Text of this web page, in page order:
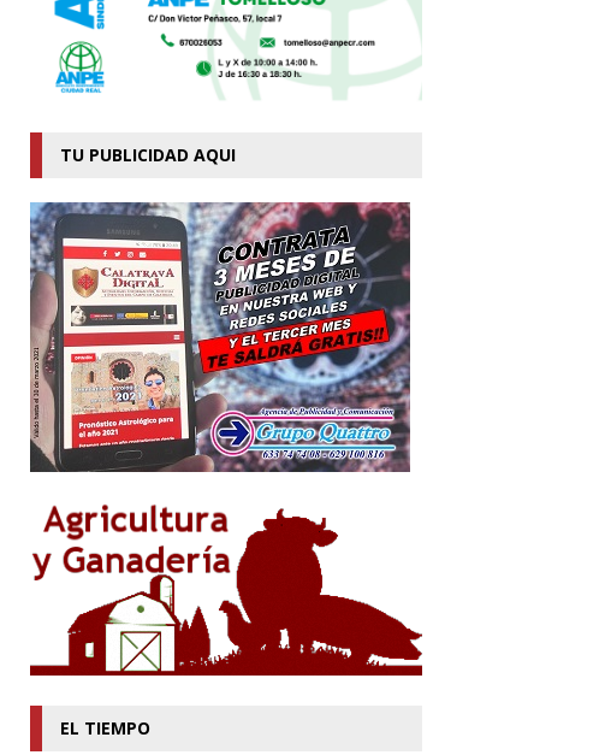
TU PUBLICIDAD AQUI
EL TIEMPO